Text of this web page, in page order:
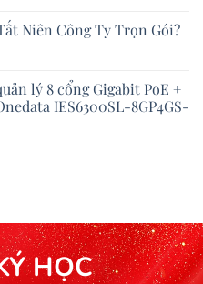
Niên Công Ty Trọn Gói?
lý 8 cổng Gigabit PoE +
IES6300SL-8GP4GS-
HỌC